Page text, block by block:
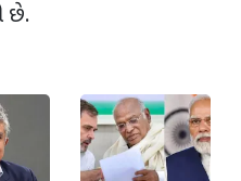
છે.